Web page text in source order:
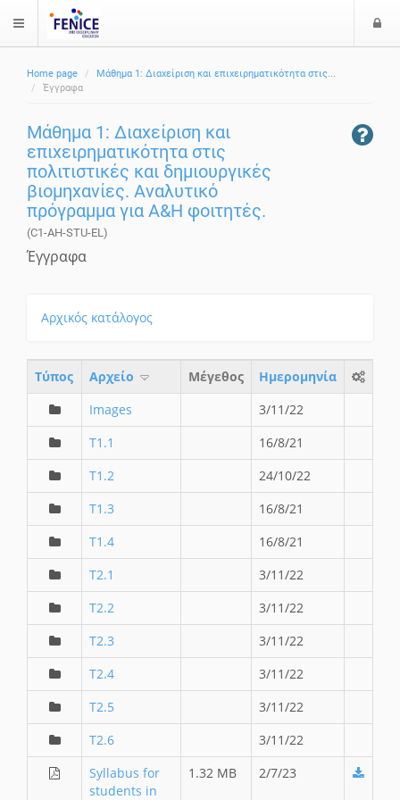
Home page
Μάθημα 1: Διαχείριση και επιχειρηματικότητα στις...
Έγγραφα
Μάθημα 1: Διαχείριση και
επιχειρηματικότητα στις
πολιτιστικές και δημιουργικές
βιομηχανίες. Αναλυτικό
πρόγραμμα για A&H φοιτητές.
(C1-AH-STU-EL)
Έγγραφα
Αρχικός κατάλογος
Τύπος Aρχείο Μέγεθος
Ημερομηνία
Images
3/11/22
T1.1
16/8/21
T1.2
24/10/22
T1.3
16/8/21
T1.4
16/8/21
T2.1
3/11/22
T2.2
3/11/22
T2.3
3/11/22
T2.4
3/11/22
T2.5
3/11/22
T2.6
3/11/22
Syllabus for
students in
1.32 MB 2/7/23